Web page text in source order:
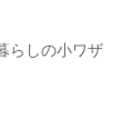
らしの小ワザ